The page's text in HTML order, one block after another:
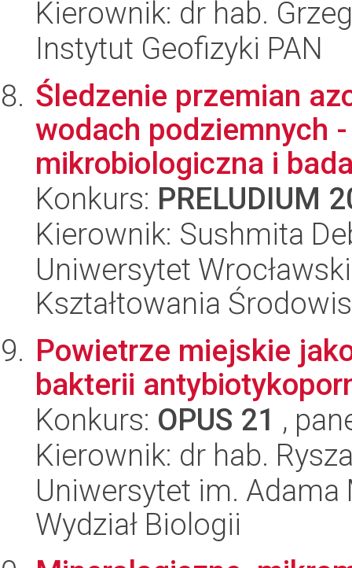
Kierownik: dr hab.
Instytut Geofizyki PAN
Śledzenie przemian
wodach podziemnych
mikrobiologiczna i
Konkurs: PRELUDIUM
Kierownik: Sushmita
Uniwersytet
Kształtowania
Powietrze miejskie
bakterii
Konkurs: OPUS 21 ,
Kierownik: dr hab.
Uniwersytet im.
Wydział Biologii